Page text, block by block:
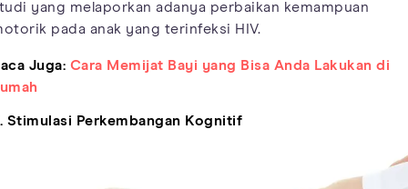
yang melaporkan adanya perbaikan kemampuan
pada anak yang terinfeksi HIV.
Juga: Cara Memijat Bayi yang Bisa Anda Lakukan di
Stimulasi Perkembangan Kognitif